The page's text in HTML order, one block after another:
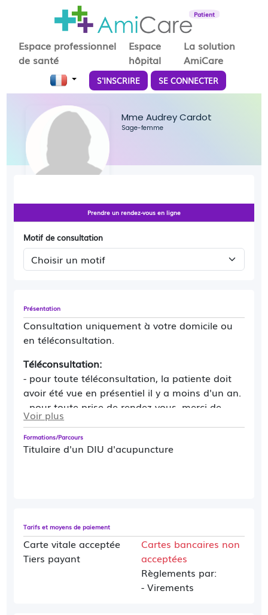
Patient
Espace professionnel
de santé
Espace
hôpital
La solution
AmiCare
S'INSCRIRE SE CONNECTER
Mme Audrey Cardot
Sage-femme
Présentation
Consultation uniquement à votre domicile ou
en téléconsultation.
Téléconsultation:
- pour toute téléconsultation, la patiente doit
avoir été vue en présentiel il y a moins d'un an.
- pour toute prise de rendez-vous, merci de
m'envoyer un SMS au 07 82 24 04 90 afin de
convenir ensemble d'une date de
téléconsultation.
Voir plus
Formations/Parcours
Titulaire d'un DIU d'acupuncture
Tarifs et moyens de paiement
Carte vitale acceptée
Tiers payant
Cartes bancaires non
acceptées
Règlements par:
- Virements
Prendre un rendez-vous en ligne
Motif de consultation